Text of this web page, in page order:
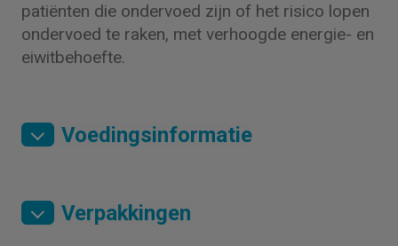
patiënten die ondervoed zijn of het risico lopen
ondervoed te raken, met verhoogde energie- en
eiwitbehoefte.
Voedingsinformatie
Verpakkingen